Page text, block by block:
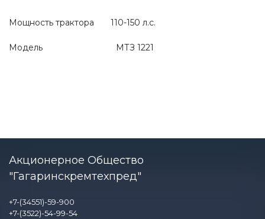
Мощность трактора 110-150 л.с.
Модель МТЗ 1221
Акционерное Общество
"Гагаринскремтехпред"
+7-(34551)-59-900
+7-(3522)-54-99-54